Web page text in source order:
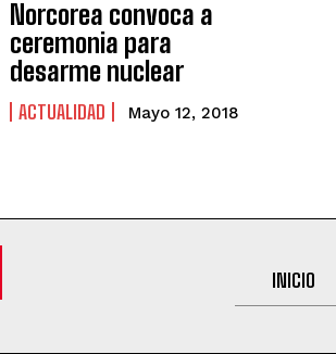
Norcorea convoca a
ceremonia para
desarme nuclear
ACTUALIDAD Mayo 12, 2018
INICIO